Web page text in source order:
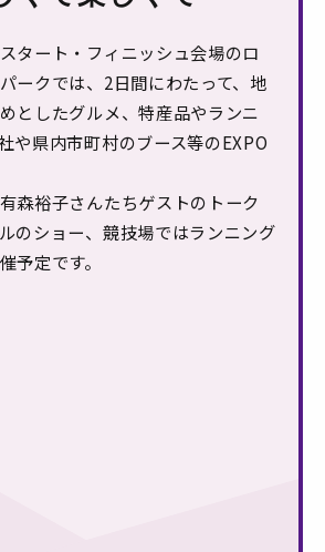
タート・フィニッシュ会場のロ
ークでは、2日間にわたって、地
としたグルメ、特産品やランニ
や県内市町村のブース等のEXPO
森裕子さんたちゲストのトーク
のショー、競技場ではランニング
予定です。